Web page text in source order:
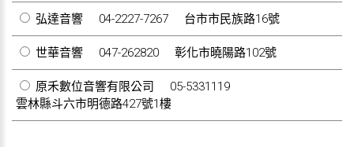
弘達音響 04-2227-7267 台市市民族路16號
世華音響 047-262820 彰化市曉陽路102號
原禾數位音響有限公司
05-5331119
雲林縣斗六市明德路427號1樓